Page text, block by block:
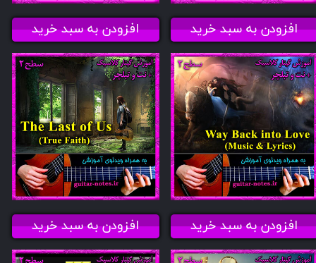
افزودن به سبد خرید افزودن به سبد خرید
افزودن به سبد خرید افزودن به سبد خرید